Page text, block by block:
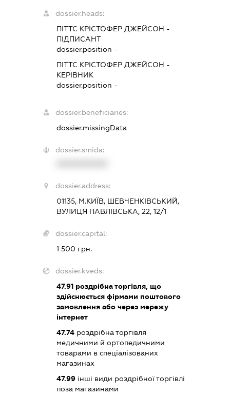
dossier.heads:
ПІТТС КРІСТОФЕР ДЖЕЙСОН -
ПІДПИСАНТ
dossier.position -
ПІТТС КРІСТОФЕР ДЖЕЙСОН -
КЕРІВНИК
dossier.position -
dossier.beneficiaries:
dossier.missingData
dossier.smida:
dossier.address:
01135, М.КИЇВ, ШЕВЧЕНКІВСЬКИЙ,
ВУЛИЦЯ ПАВЛІВСЬКА, 22, 12/1
dossier.capital:
1 500 грн.
dossier.kveds:
47.91 роздрібна торгівля, що
здійснюється фірмами поштового
замовлення або через мережу
інтернет
47.74 роздрібна торгівля
медичними й ортопедичними
товарами в спеціалізованих
магазинах
47.99 інші види роздрібної торгівлі
поза магазинами